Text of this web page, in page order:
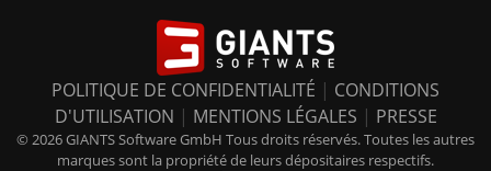
POLITIQUE DE CONFIDENTIALITÉ | CONDITIONS
D'UTILISATION | MENTIONS LÉGALES | PRESSE
© 2026 GIANTS Software GmbH Tous droits réservés. Toutes les autres
marques sont la propriété de leurs dépositaires respectifs.